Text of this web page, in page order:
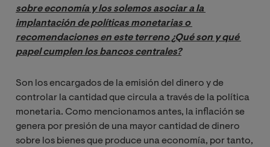
sobre economía y los solemos asociar a la
implantación de políticas monetarias o
recomendaciones en este terreno ¿Qué son y qué
papel cumplen los bancos centrales?
Son los encargados de la emisión del dinero y de
controlar la cantidad que circula a través de la política
monetaria. Como mencionamos antes, la inflación se
genera por presión de una mayor cantidad de dinero
sobre los bienes que produce una economía, por tanto,